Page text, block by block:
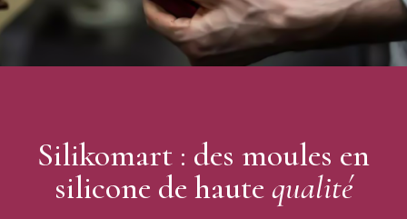
ayant une conductivité thermique élevée. Moule silicone 100 %
démoulage rapide et aisé.
Silikomart : des moules en
silicone de hautequalité